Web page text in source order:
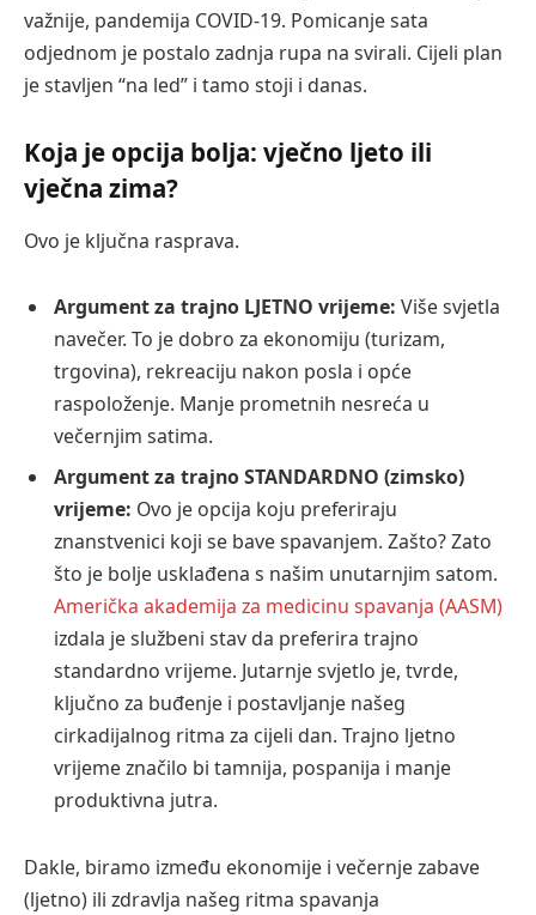
važnije, pandemija COVID-19. Pomicanje sata
odjednom je postalo zadnja rupa na svirali. Cijeli plan
je stavljen “na led” i tamo stoji i danas.
Koja je opcija bolja: vječno ljeto ili
vječna zima?
Ovo je ključna rasprava.
Argument za trajno LJETNO vrijeme: Više svjetla
navečer. To je dobro za ekonomiju (turizam,
trgovina), rekreaciju nakon posla i opće
raspoloženje. Manje prometnih nesreća u
večernjim satima.
Argument za trajno STANDARDNO (zimsko)
vrijeme: Ovo je opcija koju preferiraju
znanstvenici koji se bave spavanjem. Zašto? Zato
što je bolje usklađena s našim unutarnjim satom.
Američka akademija za medicinu spavanja (AASM)
izdala je službeni stav da preferira trajno
standardno vrijeme. Jutarnje svjetlo je, tvrde,
ključno za buđenje i postavljanje našeg
cirkadijalnog ritma za cijeli dan. Trajno ljetno
vrijeme značilo bi tamnija, pospanija i manje
produktivna jutra.
Dakle, biramo između ekonomije i večernje zabave
(ljetno) ili zdravlja našeg ritma spavanja